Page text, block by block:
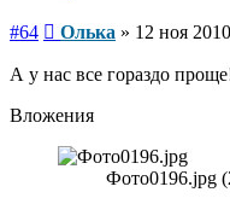
#64 Сообщение
Олька » 12 ноя
А у нас все гораздо
Вложения
Фото0196.jpg